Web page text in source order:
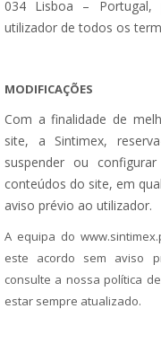
034 Lisboa –
utilizador de todos os
MODIFICAÇÕES
Com a finalidade de
site, a Sintimex,
suspender ou
conteúdos do site, em
aviso prévio ao utilizador.
A equipa do
este acordo sem aviso
consulte a nossa política
estar sempre atualizado.